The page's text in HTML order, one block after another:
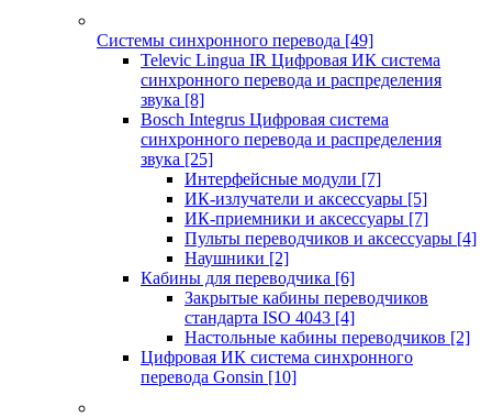
Системы синхронного перевода [49]
Televic Lingua IR Цифровая ИК система
синхронного перевода и распределения
звука [8]
Bosch Integrus Цифровая система
синхронного перевода и распределения
звука [25]
Интерфейсные модули [7]
ИК-излучатели и аксессуары [5]
ИК-приемники и аксессуары [7]
Пульты переводчиков и аксессуары [4]
Наушники [2]
Кабины для переводчика [6]
Закрытые кабины переводчиков
стандарта ISO 4043 [4]
Настольные кабины переводчиков [2]
Цифровая ИК система синхронного
перевода Gonsin [10]